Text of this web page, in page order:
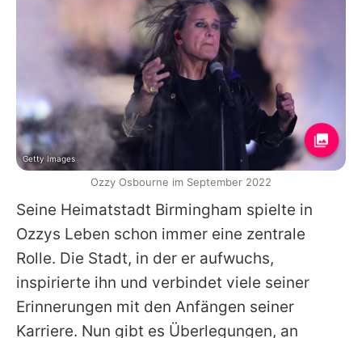
Seine Heimatstadt Birmingham spielte in
Ozzys Leben schon immer eine zentrale
Rolle. Die Stadt, in der er aufwuchs,
inspirierte ihn und verbindet viele seiner
Erinnerungen mit den Anfängen seiner
Karriere. Nun gibt es Überlegungen, an
Getty Images
Ozzy Osbourne im September 2022